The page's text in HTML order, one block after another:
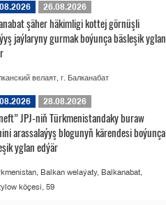
26.08.2026
şäher häkimligi kottej görnüşli
jaýlaryny gurmak boýunça bäsleşik yglan
велаят, г. Балканабат
28.08.2026
JPJ-niň Türkmenistandaky buraw
arassalaýyş blogunyň kärendesi boýunça
yglan edýär
Balkan welaýaty, Balkanabat,
köçesi, 59